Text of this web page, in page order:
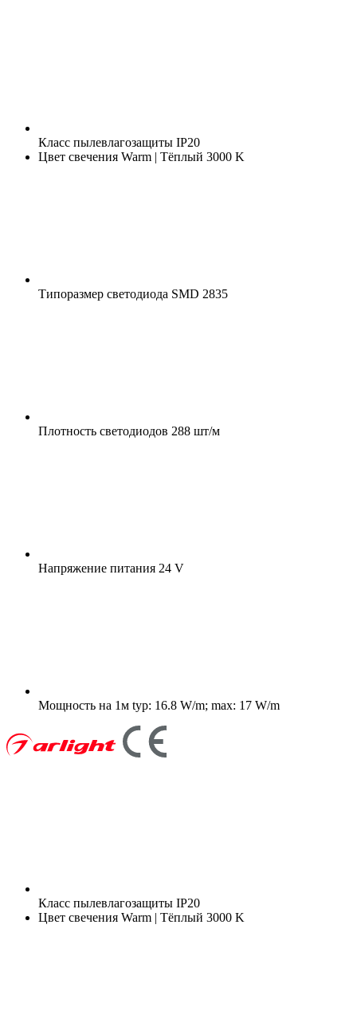
Класс пылевлагозащиты IP20
Цвет свечения Warm | Тёплый 3000 K
Типоразмер светодиода SMD 2835
Плотность светодиодов 288 шт/м
Напряжение питания 24 V
Мощность на 1м typ: 16.8 W/m; max: 17 W/m
Класс пылевлагозащиты IP20
Цвет свечения Warm | Тёплый 3000 K